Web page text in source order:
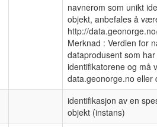
navnerom som unikt
objekt, anbefales å
http://
Merknad : Verdien for
dataprodusent som
identifikatorene og må
data.geonorge.no eller
identifikasjon av en
objekt (instans)